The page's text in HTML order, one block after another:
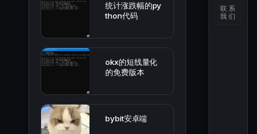
统计涨跌幅的py
thon代码
okx的短线量化
的免费版本
bybit安卓端
联系
我们